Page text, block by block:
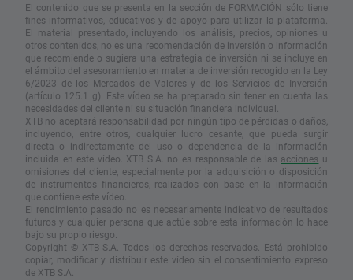
El contenido que se presenta en la sección de FORMACIÓN sólo tiene
fines informativos, educativos y de apoyo para utilizar la plataforma.
El material presentado, incluyendo los análisis, precios, opiniones u
otros contenidos, no es una recomendación de inversión o información
que recomiende o sugiera una estrategia de inversión ni se incluye en
el ámbito del asesoramiento en materia de inversión recogido en la Ley
6/2023 de los Mercados de Valores y de los Servicios de Inversión
(artículo 125.1 g). Este vídeo se ha preparado sin tener en cuenta las
necesidades del cliente ni su situación financiera individual.
XTB no aceptará responsabilidad por ningún tipo de pérdidas o daños,
incluyendo, entre otros, cualquier lucro cesante, que pueda surgir
directa o indirectamente del uso o dependencia de la información
incluida en este vídeo. XTB S.A. no es responsable de las acciones u
omisiones del cliente, especialmente por la adquisición o disposición
de instrumentos financieros, realizados con base en la información
que contiene este vídeo.
El rendimiento pasado no es necesariamente indicativo de resultados
futuros y cualquier persona que actúe sobre esta información lo hace
bajo su propio riesgo.
Copyright © XTB S.A. Todos los derechos reservados. Está prohibido
copiar, modificar y distribuir este vídeo sin el consentimiento expreso
de XTB S.A.